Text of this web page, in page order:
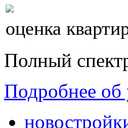
оценка
Полный
Подробнее об